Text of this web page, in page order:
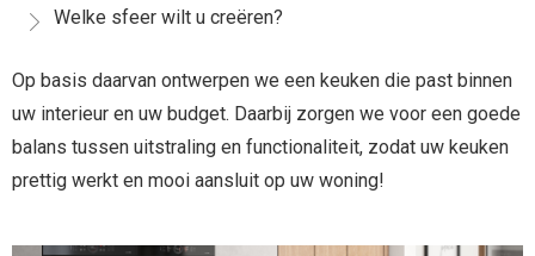
Welke sfeer wilt u creëren?
Op basis daarvan ontwerpen we een keuken die past binnen
uw interieur en uw budget. Daarbij zorgen we voor een goede
balans tussen uitstraling en functionaliteit, zodat uw keuken
prettig werkt en mooi aansluit op uw woning!